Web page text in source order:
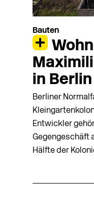
Bauten
in Berlin
Berliner
Entwickler
Gegengeschäft
Hälfte der